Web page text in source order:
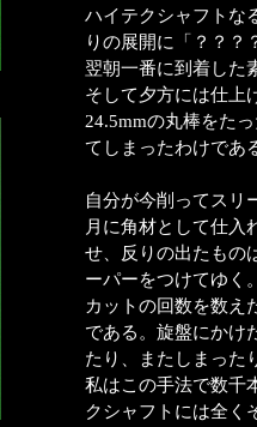
ハイテクシャフトな
りの展開に「？？？
翌朝一番に到着し
そして夕方には仕上
24.5mmの丸棒をた
てしまったわけであ
自分が今削ってスリ
月に角材として仕入
せ、反りの出たもの
ーパーをつけてゆく
カットの回数を数え
である。旋盤にかけ
たり、またしまった
私はこの手法で数千
クシャフトには全く